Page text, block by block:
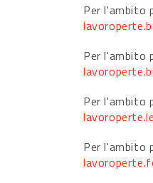
Per l'ambito
Per l'ambito
Per l'ambito
Per l'ambito